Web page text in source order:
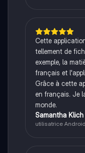
Cette
tellement de
exemple, la
français et
Grâce à cette
en français. Je
monde.
Samantha Klich
utilisatrice Android